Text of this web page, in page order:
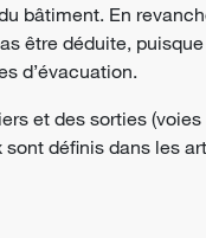
bâtiment. En
être déduite,
d’évacuation.
et des sorties (voies
définis dans les